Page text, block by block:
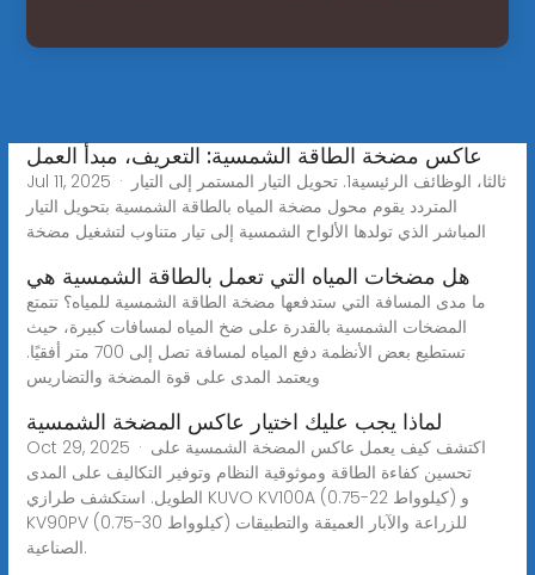
عاكس مضخة الطاقة الشمسية: التعريف، مبدأ العمل
Jul 11, 2025 · ثالثا، الوظائف الرئيسية1. تحويل التيار المستمر إلى التيار
المتردد يقوم محول مضخة المياه بالطاقة الشمسية بتحويل التيار
المباشر الذي تولدها الألواح الشمسية إلى تيار متناوب لتشغيل مضخة
هل مضخات المياه التي تعمل بالطاقة الشمسية هي
ما مدى المسافة التي ستدفعها مضخة الطاقة الشمسية للمياه؟ تتمتع
المضخات الشمسية بالقدرة على ضخ المياه لمسافات كبيرة، حيث
تستطيع بعض الأنظمة دفع المياه لمسافة تصل إلى 700 متر أفقيًا.
ويعتمد المدى على قوة المضخة والتضاريس
لماذا يجب عليك اختيار عاكس المضخة الشمسية
Oct 29, 2025 · اكتشف كيف يعمل عاكس المضخة الشمسية على
تحسين كفاءة الطاقة وموثوقية النظام وتوفير التكاليف على المدى
الطويل. استكشف طرازي KUVO KV100A (0.75-22 كيلوواط) و
KV90PV (0.75-30 كيلوواط) للزراعة والآبار العميقة والتطبيقات
الصناعية.